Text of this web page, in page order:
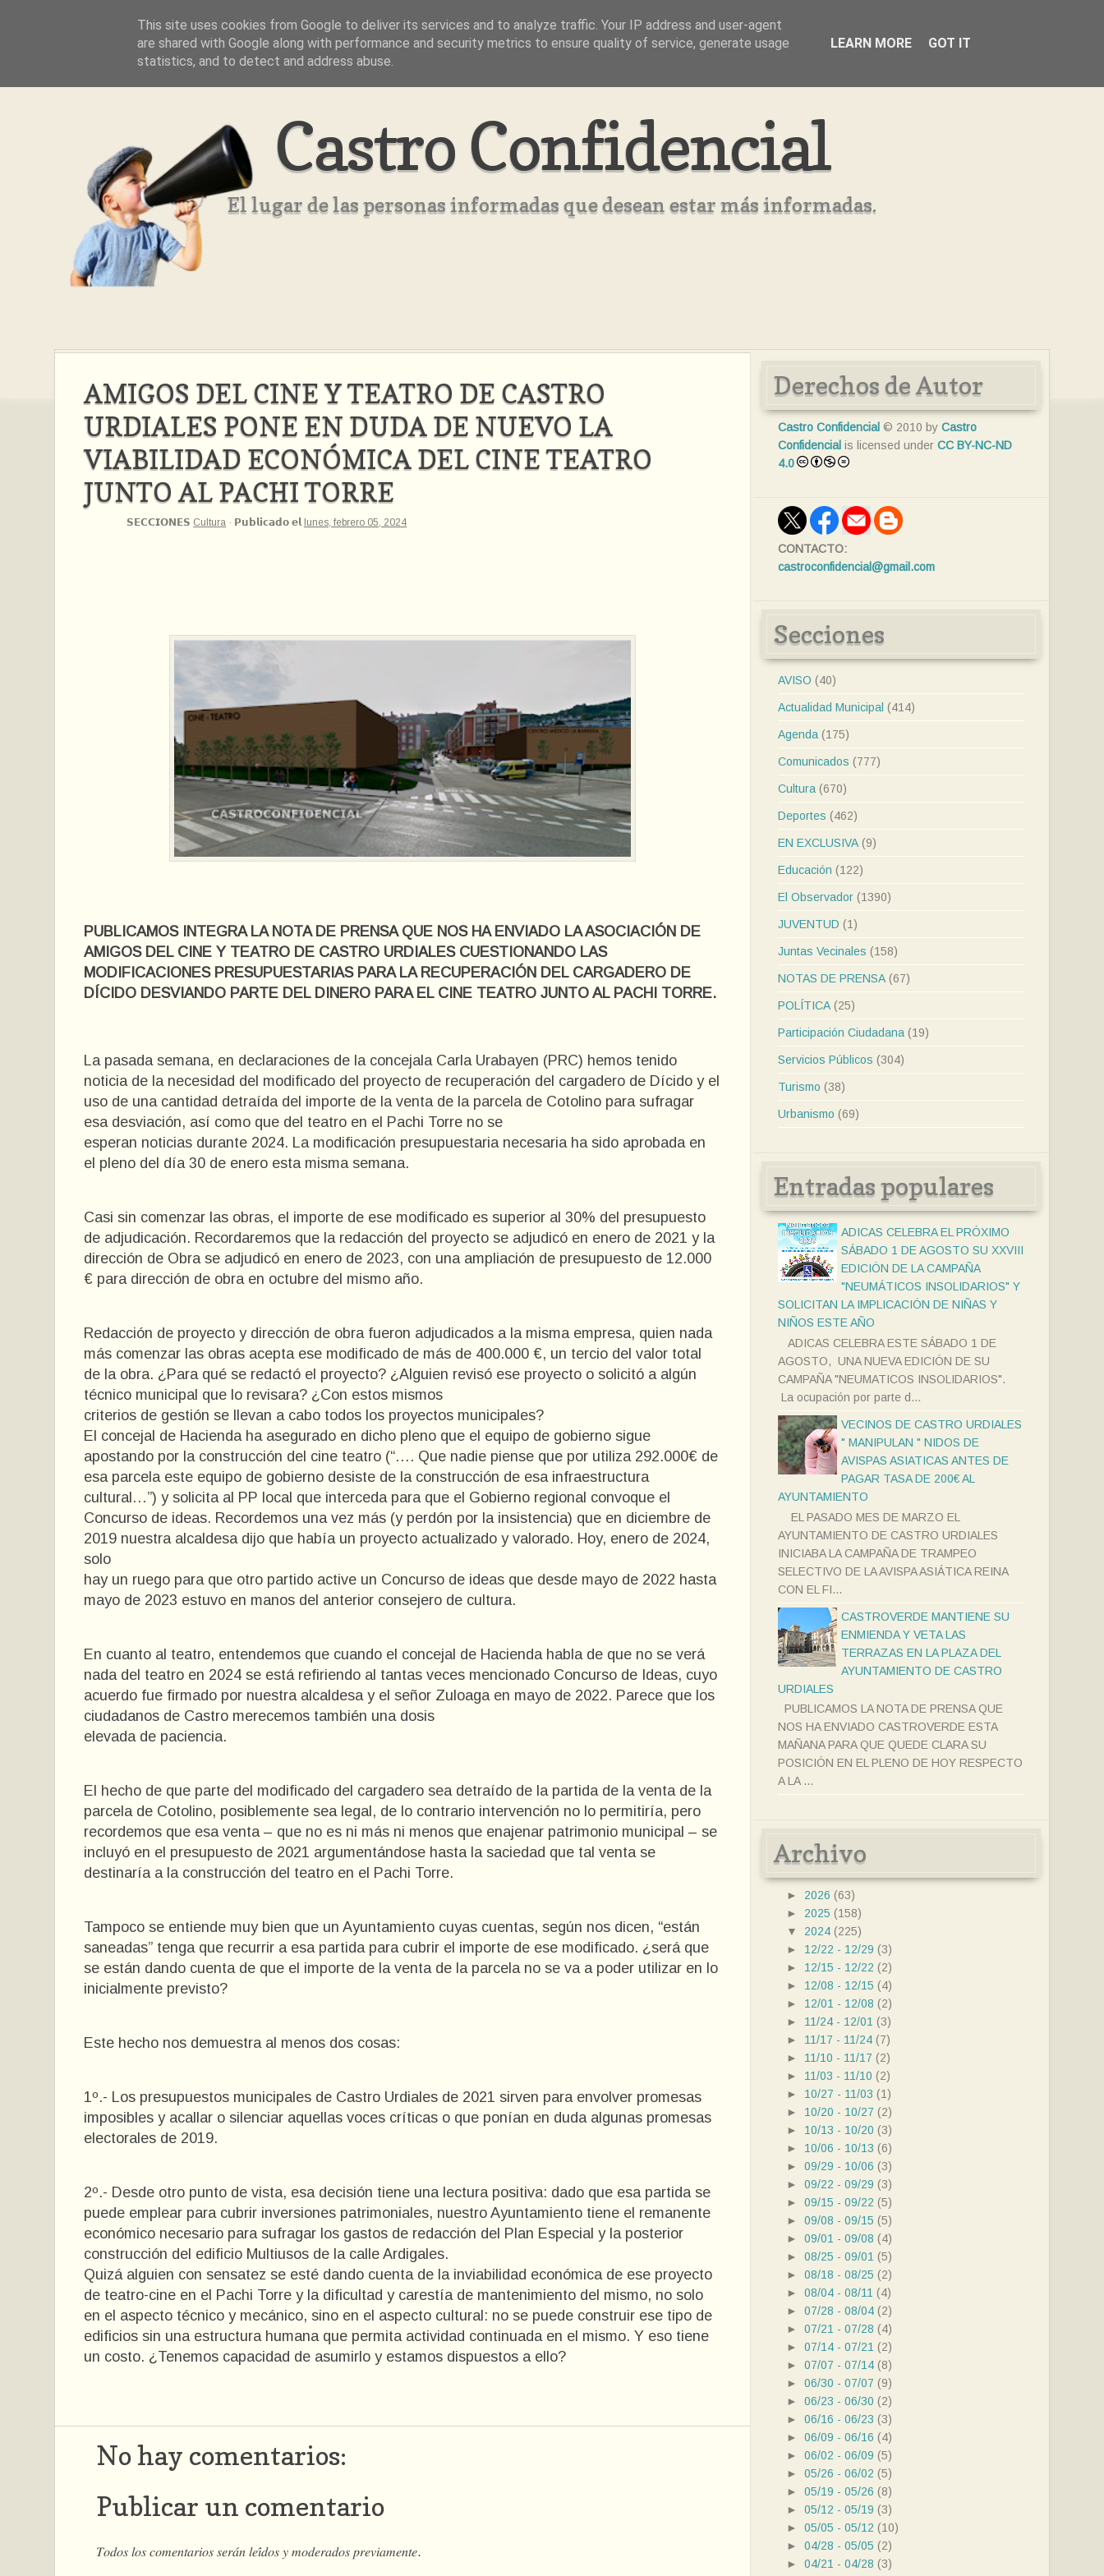
Aviso Legal Quienes Somos ??
Castro Confidencial
El lugar de las personas informadas que desean estar más informadas.
AMIGOS DEL CINE Y TEATRO DE CASTRO
URDIALES PONE EN DUDA DE NUEVO LA
VIABILIDAD ECONÓMICA DEL CINE TEATRO
JUNTO AL PACHI TORRE
𝗦𝗘𝗖𝗖𝗜𝗢𝗡𝗘𝗦 Cultura · 𝗣𝘂𝗯𝗹𝗶𝗰𝗮𝗱𝗼 𝗲𝗹 lunes, febrero 05, 2024
PUBLICAMOS INTEGRA LA NOTA DE PRENSA QUE NOS HA ENVIADO LA ASOCIACIÓN DE
AMIGOS DEL CINE Y TEATRO DE CASTRO URDIALES CUESTIONANDO LAS
MODIFICACIONES PRESUPUESTARIAS PARA LA RECUPERACIÓN DEL CARGADERO DE
DÍCIDO DESVIANDO PARTE DEL DINERO PARA EL CINE TEATRO JUNTO AL PACHI TORRE.
La pasada semana, en declaraciones de la concejala Carla Urabayen (PRC) hemos tenido
noticia de la necesidad del modificado del proyecto de recuperación del cargadero de Dícido y el
uso de una cantidad detraída del importe de la venta de la parcela de Cotolino para sufragar
esa desviación, así como que del teatro en el Pachi Torre no se
esperan noticias durante 2024. La modificación presupuestaria necesaria ha sido aprobada en
el pleno del día 30 de enero esta misma semana.
Casi sin comenzar las obras, el importe de ese modificado es superior al 30% del presupuesto
de adjudicación. Recordaremos que la redacción del proyecto se adjudicó en enero de 2021 y la
dirección de Obra se adjudicó en enero de 2023, con una ampliación de presupuesto de 12.000
€ para dirección de obra en octubre del mismo año.
Redacción de proyecto y dirección de obra fueron adjudicados a la misma empresa, quien nada
más comenzar las obras acepta ese modificado de más de 400.000 €, un tercio del valor total
de la obra. ¿Para qué se redactó el proyecto? ¿Alguien revisó ese proyecto o solicitó a algún
técnico municipal que lo revisara? ¿Con estos mismos
criterios de gestión se llevan a cabo todos los proyectos municipales?
El concejal de Hacienda ha asegurado en dicho pleno que el equipo de gobierno sigue
apostando por la construcción del cine teatro (“…. Que nadie piense que por utiliza 292.000€ de
esa parcela este equipo de gobierno desiste de la construcción de esa infraestructura
cultural…”) y solicita al PP local que interceda para que el Gobierno regional convoque el
Concurso de ideas. Recordemos una vez más (y perdón por la insistencia) que en diciembre de
2019 nuestra alcaldesa dijo que había un proyecto actualizado y valorado. Hoy, enero de 2024,
solo
hay un ruego para que otro partido active un Concurso de ideas que desde mayo de 2022 hasta
mayo de 2023 estuvo en manos del anterior consejero de cultura.
En cuanto al teatro, entendemos que cuando el concejal de Hacienda habla de que no se verá
nada del teatro en 2024 se está refiriendo al tantas veces mencionado Concurso de Ideas, cuyo
acuerdo fue firmado por nuestra alcaldesa y el señor Zuloaga en mayo de 2022. Parece que los
ciudadanos de Castro merecemos también una dosis
elevada de paciencia.
El hecho de que parte del modificado del cargadero sea detraído de la partida de la venta de la
parcela de Cotolino, posiblemente sea legal, de lo contrario intervención no lo permitiría, pero
recordemos que esa venta – que no es ni más ni menos que enajenar patrimonio municipal – se
incluyó en el presupuesto de 2021 argumentándose hasta la saciedad que tal venta se
destinaría a la construcción del teatro en el Pachi Torre.
Tampoco se entiende muy bien que un Ayuntamiento cuyas cuentas, según nos dicen, “están
saneadas” tenga que recurrir a esa partida para cubrir el importe de ese modificado. ¿será que
se están dando cuenta de que el importe de la venta de la parcela no se va a poder utilizar en lo
inicialmente previsto?
Este hecho nos demuestra al menos dos cosas:
1º.- Los presupuestos municipales de Castro Urdiales de 2021 sirven para envolver promesas
imposibles y acallar o silenciar aquellas voces críticas o que ponían en duda algunas promesas
electorales de 2019.
2º.- Desde otro punto de vista, esa decisión tiene una lectura positiva: dado que esa partida se
puede emplear para cubrir inversiones patrimoniales, nuestro Ayuntamiento tiene el remanente
económico necesario para sufragar los gastos de redacción del Plan Especial y la posterior
construcción del edificio Multiusos de la calle Ardigales.
Quizá alguien con sensatez se esté dando cuenta de la inviabilidad económica de ese proyecto
de teatro-cine en el Pachi Torre y la dificultad y carestía de mantenimiento del mismo, no solo
en el aspecto técnico y mecánico, sino en el aspecto cultural: no se puede construir ese tipo de
edificios sin una estructura humana que permita actividad continuada en el mismo. Y eso tiene
un costo. ¿Tenemos capacidad de asumirlo y estamos dispuestos a ello?
No hay comentarios:
Publicar un comentario
𝑇𝑜𝑑𝑜𝑠 𝑙𝑜𝑠 𝑐𝑜𝑚𝑒𝑛𝑡𝑎𝑟𝑖𝑜𝑠 𝑠𝑒𝑟𝑎́𝑛 𝑙𝑒𝑖́𝑑𝑜𝑠 𝑦 𝑚𝑜𝑑𝑒𝑟𝑎𝑑𝑜𝑠 𝑝𝑟𝑒𝑣𝑖𝑎𝑚𝑒𝑛𝑡𝑒.
Derechos de Autor
Castro Confidencial © 2010 by Castro
Confidencial is licensed under CC BY-NC-ND
4.0
CONTACTO:
castroconfidencial@gmail.com
Secciones
AVISO (40)
Actualidad Municipal (414)
Agenda (175)
Comunicados (777)
Cultura (670)
Deportes (462)
EN EXCLUSIVA (9)
Educación (122)
El Observador (1390)
JUVENTUD (1)
Juntas Vecinales (158)
NOTAS DE PRENSA (67)
POLÍTICA (25)
Participación Ciudadana (19)
Servicios Públicos (304)
Turismo (38)
Urbanismo (69)
Entradas populares
ADICAS CELEBRA EL PRÓXIMO
SÁBADO 1 DE AGOSTO SU XXVIII
EDICIÓN DE LA CAMPAÑA
"NEUMÁTICOS INSOLIDARIOS" Y
SOLICITAN LA IMPLICACIÓN DE NIÑAS Y
NIÑOS ESTE AÑO
ADICAS CELEBRA ESTE SÁBADO 1 DE
AGOSTO, UNA NUEVA EDICIÓN DE SU
CAMPAÑA "NEUMATICOS INSOLIDARIOS".
La ocupación por parte d...
VECINOS DE CASTRO URDIALES
" MANIPULAN " NIDOS DE
AVISPAS ASIATICAS ANTES DE
PAGAR TASA DE 200€ AL
AYUNTAMIENTO
EL PASADO MES DE MARZO EL
AYUNTAMIENTO DE CASTRO URDIALES
INICIABA LA CAMPAÑA DE TRAMPEO
SELECTIVO DE LA AVISPA ASIÁTICA REINA
CON EL FI...
CASTROVERDE MANTIENE SU
ENMIENDA Y VETA LAS
TERRAZAS EN LA PLAZA DEL
AYUNTAMIENTO DE CASTRO
URDIALES
PUBLICAMOS LA NOTA DE PRENSA QUE
NOS HA ENVIADO CASTROVERDE ESTA
MAÑANA PARA QUE QUEDE CLARA SU
POSICIÓN EN EL PLENO DE HOY RESPECTO
A LA ...
Archivo
► 2026 (63)
► 2025 (158)
▼
2024 (225)
► 12/22 - 12/29 (3)
► 12/15 - 12/22 (2)
► 12/08 - 12/15 (4)
► 12/01 - 12/08 (2)
► 11/24 - 12/01 (3)
► 11/17 - 11/24 (7)
► 11/10 - 11/17 (2)
► 11/03 - 11/10 (2)
► 10/27 - 11/03 (1)
► 10/20 - 10/27 (2)
► 10/13 - 10/20 (3)
► 10/06 - 10/13 (6)
► 09/29 - 10/06 (3)
► 09/22 - 09/29 (3)
► 09/15 - 09/22 (5)
► 09/08 - 09/15 (5)
► 09/01 - 09/08 (4)
► 08/25 - 09/01 (5)
► 08/18 - 08/25 (2)
► 08/04 - 08/11 (4)
► 07/28 - 08/04 (2)
► 07/21 - 07/28 (4)
► 07/14 - 07/21 (2)
► 07/07 - 07/14 (8)
► 06/30 - 07/07 (9)
► 06/23 - 06/30 (2)
► 06/16 - 06/23 (3)
► 06/09 - 06/16 (4)
► 06/02 - 06/09 (5)
► 05/26 - 06/02 (5)
► 05/19 - 05/26 (8)
► 05/12 - 05/19 (3)
► 05/05 - 05/12 (10)
► 04/28 - 05/05 (2)
► 04/21 - 04/28 (3)
This site uses cookies from Google to deliver its services and to analyze traffic. Your IP address and user-agent
are shared with Google along with performance and security metrics to ensure quality of service, generate usage
statistics, and to detect and address abuse.
LEARN MORE GOT IT